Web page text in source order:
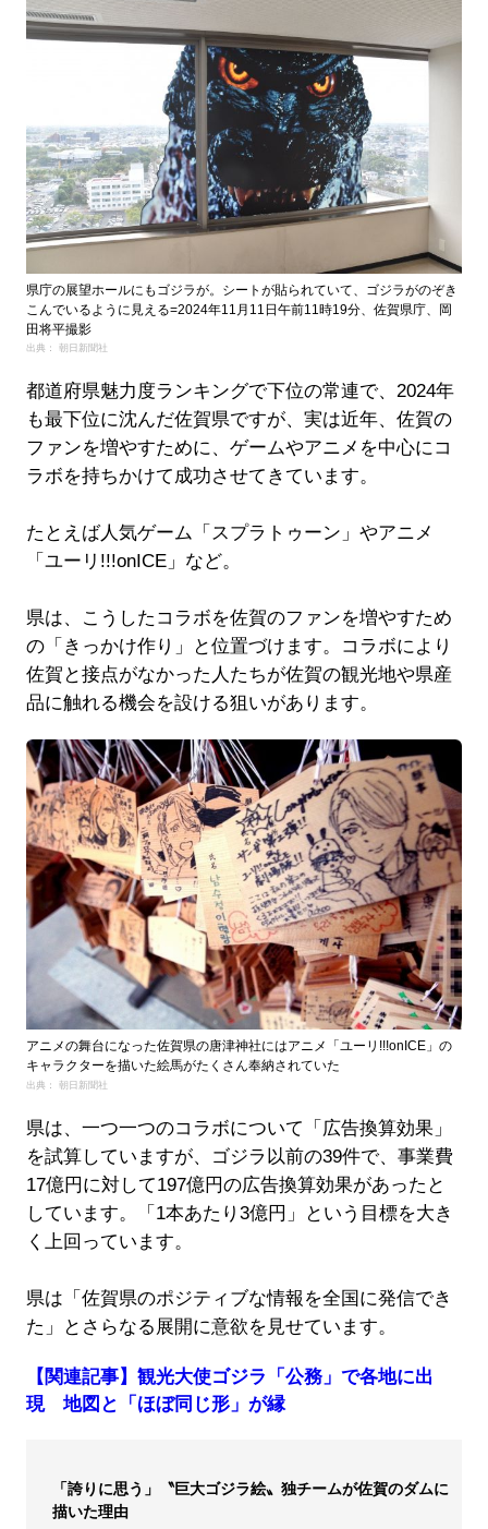
県庁の展望ホールにもゴジラが。シートが貼られていて、ゴジラがのぞき
こんでいるように見える=2024年11月11日午前11時19分、佐賀県庁、岡
田将平撮影
出典： 朝日新聞社
都道府県魅力度ランキングで下位の常連で、2024年
も最下位に沈んだ佐賀県ですが、実は近年、佐賀の
ファンを増やすために、ゲームやアニメを中心にコ
ラボを持ちかけて成功させてきています。
たとえば人気ゲーム「スプラトゥーン」やアニメ
「ユーリ!!!onICE」など。
県は、こうしたコラボを佐賀のファンを増やすため
の「きっかけ作り」と位置づけます。コラボにより
佐賀と接点がなかった人たちが佐賀の観光地や県産
品に触れる機会を設ける狙いがあります。
アニメの舞台になった佐賀県の唐津神社にはアニメ「ユーリ!!!onICE」の
キャラクターを描いた絵馬がたくさん奉納されていた
出典： 朝日新聞社
県は、一つ一つのコラボについて「広告換算効果」
を試算していますが、ゴジラ以前の39件で、事業費
17億円に対して197億円の広告換算効果があったと
しています。「1本あたり3億円」という目標を大き
く上回っています。
県は「佐賀県のポジティブな情報を全国に発信でき
た」とさらなる展開に意欲を見せています。
【関連記事】観光大使ゴジラ「公務」で各地に出
現 地図と「ほぼ同じ形」が縁
「誇りに思う」〝巨大ゴジラ絵〟独チームが佐賀のダムに
描いた理由